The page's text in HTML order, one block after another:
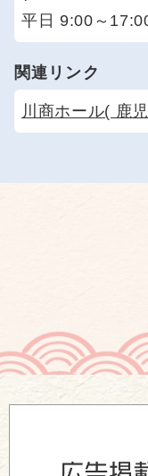
平日 9:00～
関連リンク
川商ホール( 鹿